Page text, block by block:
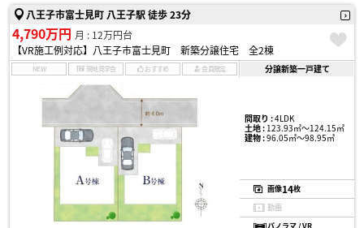
八王子市富士見町 八王子駅 徒歩 23分
4,790万円 月 : 12万円台
【VR施工例対応】八王子市富士見町 新築分譲住宅 全2棟
NEW 現地見学会 おすすめ 会員限定 分譲新築一戸建て
間取り :4LDK
土地 :123.93㎡〜124.15㎡
建物 :96.05㎡〜98.95㎡
画像14枚
動画